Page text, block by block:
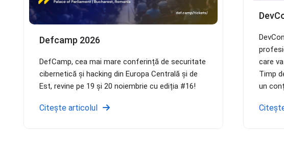
Defcamp 2026
DefCamp, cea mai mare conferință de securitate
cibernetică și hacking din Europa Centrală și de
Est, revine pe 19 și 20 noiembrie cu ediția #16!
Citește articolul
care
Timp
un